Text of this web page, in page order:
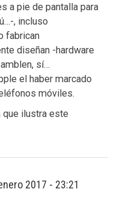
a pie de pantalla para
, incluso
fabrican
diseñan -hardware
sí…
el haber marcado
móviles.
que ilustra este
2017 - 23:21